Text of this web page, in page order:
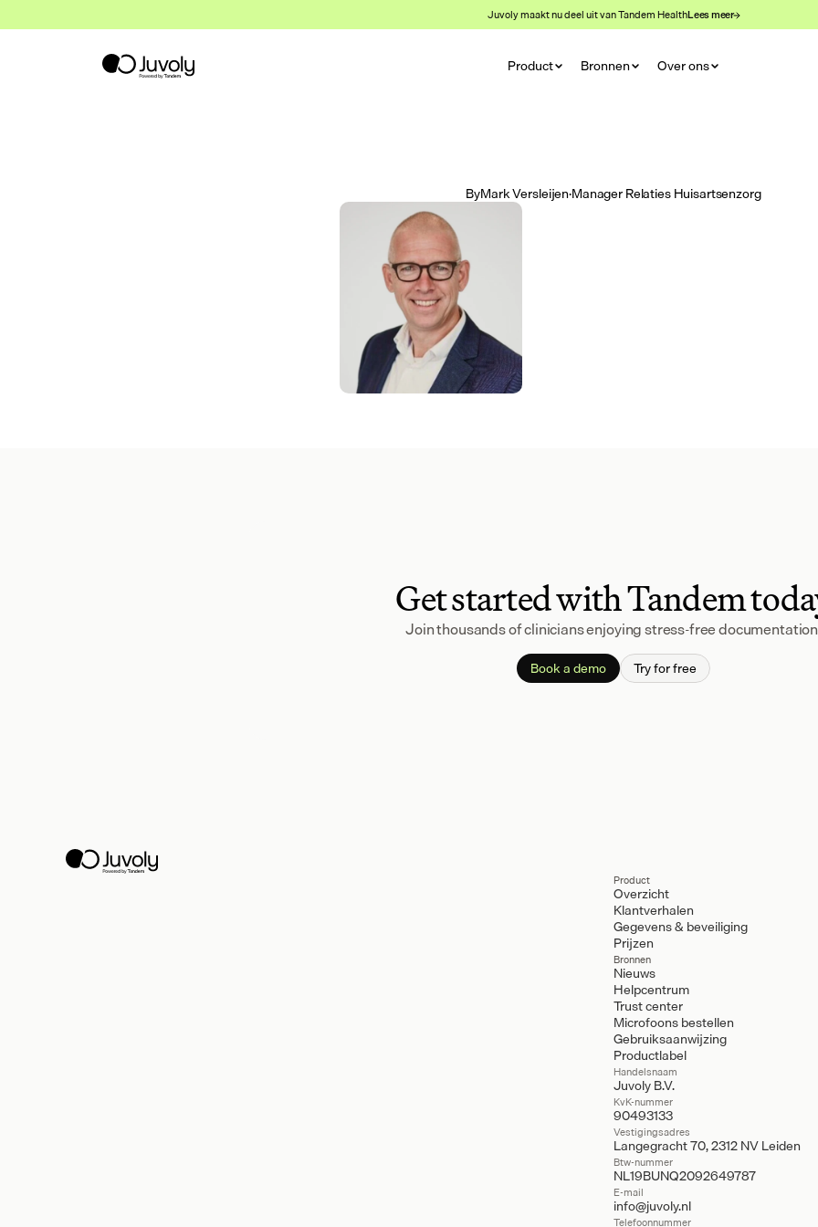
Juvoly maakt nu deel uit van Tandem HealthLees meer
Product Bronnen Over ons
ByMark Versleijen·Manager Relaties Huisartsenzorg
Get started with Tandem
Join thousands of clinicians enjoying stress-free
Book a demo Try for free
Product
Overzicht
Klantverhalen
Gegevens & beveiliging
Prijzen
Bronnen
Nieuws
Helpcentrum
Trust center
Microfoons bestellen
Gebruiksaanwijzing
Productlabel
Handelsnaam
Juvoly B.V.
KvK-nummer
90493133
Vestigingsadres
Langegracht 70, 2312 NV Leiden
Btw-nummer
NL19BUNQ2092649787
E-mail
info@juvoly.nl
Telefoonnummer